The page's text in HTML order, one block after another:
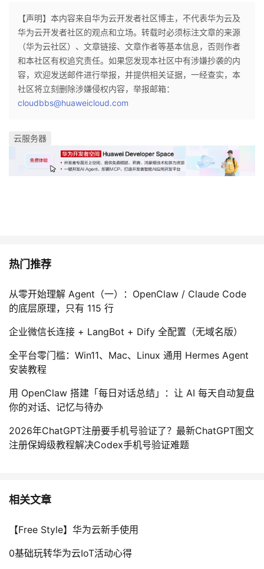
【声明】本内容来自华为云开发者社区博主，不代表华为云及
华为云开发者社区的观点和立场。转载时必须标注文章的来源
（华为云社区）、文章链接、文章作者等基本信息，否则作者
和本社区有权追究责任。如果您发现本社区中有涉嫌抄袭的内
容，欢迎发送邮件进行举报，并提供相关证据，一经查实，本
社区将立刻删除涉嫌侵权内容，举报邮箱：
cloudbbs@huaweicloud.com
云服务器
热门推荐
从零开始理解 Agent（一）：OpenClaw / Claude Code
的底层原理，只有 115 行
企业微信长连接 + LangBot + Dify 全配置（无域名版）
全平台零门槛：Win11、Mac、Linux 通用 Hermes Agent
安装教程
用 OpenClaw 搭建「每日对话总结」：让 AI 每天自动复盘
你的对话、记忆与待办
2026年ChatGPT注册要手机号验证了？最新ChatGPT图文
注册保姆级教程解决Codex手机号验证难题
相关文章
【Free Style】华为云新手使用
0基础玩转华为云IoT活动心得